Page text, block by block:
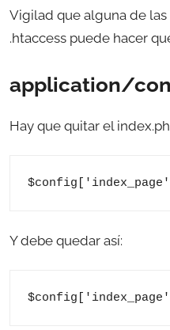
Vigilad que alguna de
.htaccess puede hacer
application/
Hay que quitar el
Y debe quedar así: